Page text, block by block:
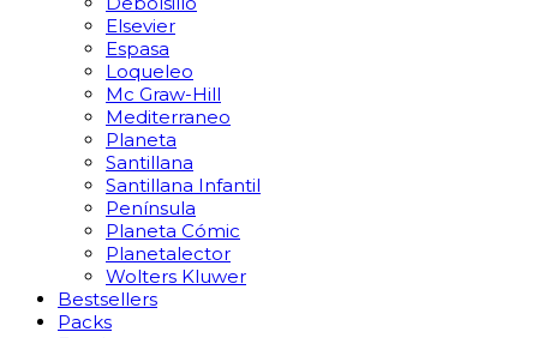
Elsevier
Espasa
Loqueleo
Mc Graw-Hill
Mediterraneo
Planeta
Santillana
Santillana Infantil
Península
Planeta Cómic
Planetalector
Wolters Kluwer
Bestsellers
Packs